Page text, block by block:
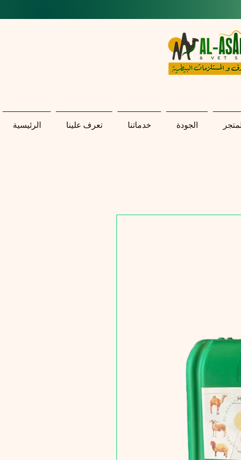
الرئيسية تعرف علينا خدماتنا الجودة